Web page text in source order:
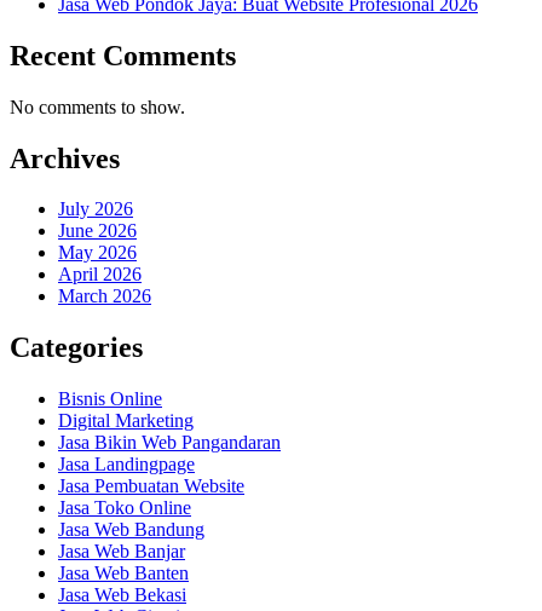
Recent Comments
No comments to show.
Archives
July 2026
June 2026
May 2026
April 2026
March 2026
Categories
Bisnis Online
Digital Marketing
Jasa Bikin Web Pangandaran
Jasa Landingpage
Jasa Pembuatan Website
Jasa Toko Online
Jasa Web Bandung
Jasa Web Banjar
Jasa Web Banten
Jasa Web Bekasi